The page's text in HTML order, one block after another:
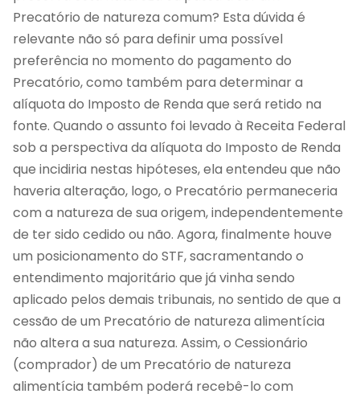
Precatório de natureza comum? Esta dúvida é
relevante não só para definir uma possível
preferência no momento do pagamento do
Precatório, como também para determinar a
alíquota do Imposto de Renda que será retido na
fonte. Quando o assunto foi levado à Receita Federal
sob a perspectiva da alíquota do Imposto de Renda
que incidiria nestas hipóteses, ela entendeu que não
haveria alteração, logo, o Precatório permaneceria
com a natureza de sua origem, independentemente
de ter sido cedido ou não. Agora, finalmente houve
um posicionamento do STF, sacramentando o
entendimento majoritário que já vinha sendo
aplicado pelos demais tribunais, no sentido de que a
cessão de um Precatório de natureza alimentícia
não altera a sua natureza. Assim, o Cessionário
(comprador) de um Precatório de natureza
alimentícia também poderá recebê-lo com